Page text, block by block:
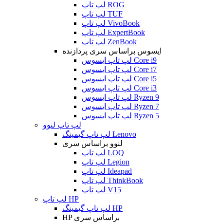
لپ تاپ ROG
لپ تاپ TUF
لپ تاپ VivoBook
لپ تاپ ExpertBook
لپ تاپ ZenBook
ایسوس براساس سری پردازنده
لپ تاپ ایسوس Core i9
لپ تاپ ایسوس Core i7
لپ تاپ ایسوس Core i5
لپ تاپ ایسوس Core i3
لپ تاپ ایسوس Ryzen 9
لپ تاپ ایسوس Ryzen 7
لپ تاپ ایسوس Ryzen 5
لپ تاپ لنوو
لپ تاپ گیمینگ Lenovo
لنوو براساس سری
لپ تاپ LOQ
لپ تاپ Legion
لپ تاپ Ideapad
لپ تاپ ThinkBook
لپ تاپ V15
لپ تاپ HP
لپ تاپ گیمینگ HP
HP براساس سری